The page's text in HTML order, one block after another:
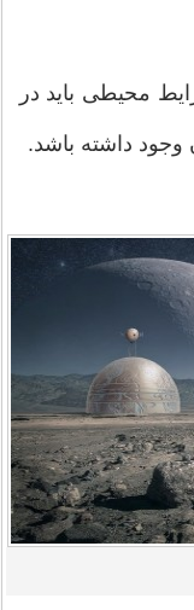
محیطی باید در
وجود داشته باشد.